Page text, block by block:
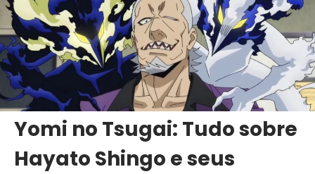
Yomi no Tsugai: Tudo sobre
Hayato Shingo e seus